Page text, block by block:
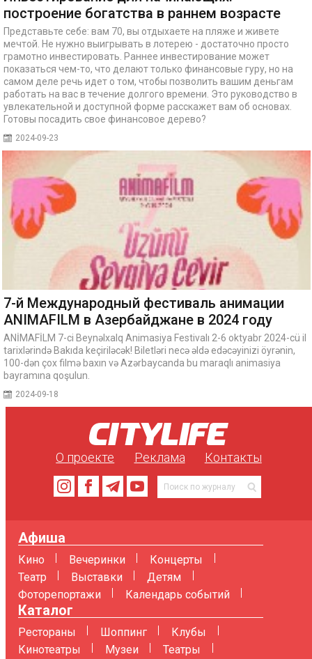
построение богатства в раннем возрасте
Представьте себе: вам 70, вы отдыхаете на пляже и живете
мечтой. Не нужно выигрывать в лотерею - достаточно просто
грамотно инвестировать. Раннее инвестирование может
показаться чем-то, что делают только финансовые гуру, но на
самом деле речь идет о том, чтобы позволить вашим деньгам
работать на вас в течение долгого времени. Это руководство в
увлекательной и доступной форме расскажет вам об основах.
Готовы посадить свое финансовое дерево?
2024-09-23
7-й Международный фестиваль анимации
ANIMAFILM в Азербайджане в 2024 году
ANİMAFİLM 7-ci Beynəlxalq Animasiya Festivalı 2-6 oktyabr 2024-cü il
tarixlərində Bakıda keçiriləcək! Biletləri necə əldə edəcəyinizi öyrənin,
100-dən çox filmə baxın və Azərbaycanda bu maraqlı animasiya
bayramına qoşulun.
2024-09-18
О проекте Реклама Контакты
Афиша
Кино Вечеринки
Концерты
Театр
Выставки
Детям
Фоторепортажи
Календарь событий
Каталог
Рестораны Шоппинг
Клубы
Кинотеатры
Музеи Театры